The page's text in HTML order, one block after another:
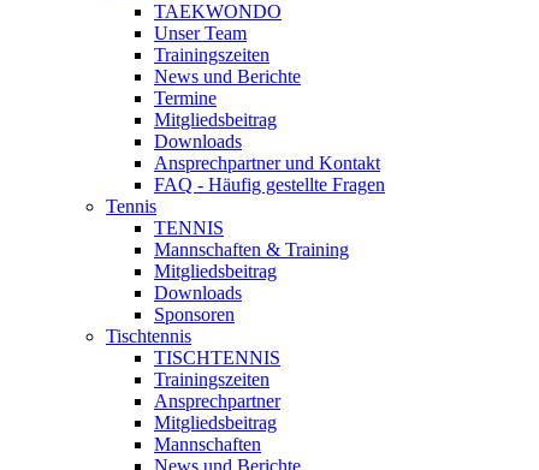
TAEKWONDO
Unser Team
Trainingszeiten
News und Berichte
Termine
Mitgliedsbeitrag
Downloads
Ansprechpartner und Kontakt
FAQ - Häufig gestellte Fragen
Tennis
TENNIS
Mannschaften & Training
Mitgliedsbeitrag
Downloads
Sponsoren
Tischtennis
TISCHTENNIS
Trainingszeiten
Ansprechpartner
Mitgliedsbeitrag
Mannschaften
News und Berichte